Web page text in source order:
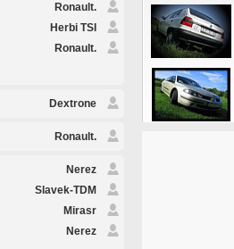
Ronault.
Herbi TSI
Ronault.
Dextrone
Ronault.
Nerez
Slavek-TDM
Mirasr
Nerez